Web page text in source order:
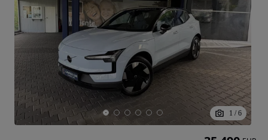
1 / 6